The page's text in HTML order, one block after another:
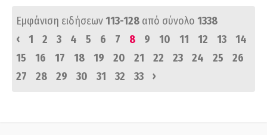
Εμφάνιση ειδήσεων113-128 από σύνολο 1338
‹
1 2 3 4 5 6 7 8 9 10 11 12 13
14
15
16 17 18 19 20 21 22 23 24 25
26
27
28 29 30 31 32 33 ›